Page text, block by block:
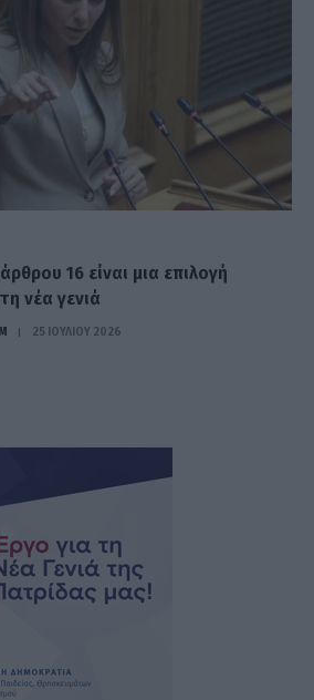
16 είναι μια επιλογή
νέα γενιά
25 ΙΟΥΛΊΟΥ 2026